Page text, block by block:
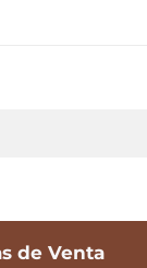
de Venta